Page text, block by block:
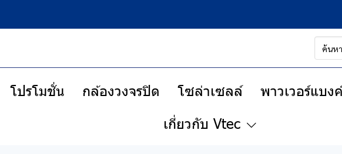
โปรโมชั่น กล้องวงจรปิด โซล่าเซลล์ พาวเวอร์แบง
เกี่ยวกับ Vtec